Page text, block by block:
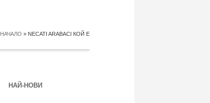
НАЧАЛО » NECATI ARABACI КОЙ Е
НАЙ-НОВИ